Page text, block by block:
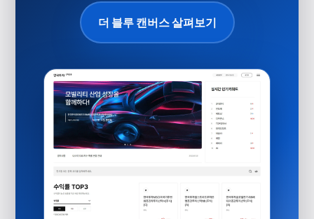
더 블루 캔버스 살펴보기